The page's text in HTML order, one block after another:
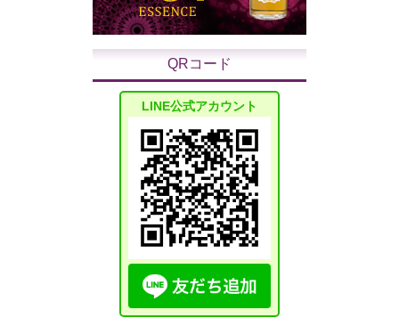
QRコード
LINE公式アカウント